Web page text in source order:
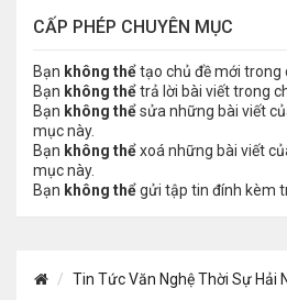
CẤP PHÉP CHUYÊN MỤC
Bạn không thểtạo chủ đề mới trong
Bạn không thểtrả lời bài viết trong
Bạn không thểsửa những bài viết
mục này.
Bạn không thểxoá những bài viết
mục này.
Bạn không thểgửi tập tin đính kèm
Tin Tức Văn Nghệ Thời Sự Hải